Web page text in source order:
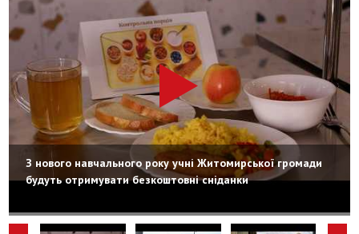
З нового навчального року учні Житомирської громади
будуть отримувати безкоштовні сніданки